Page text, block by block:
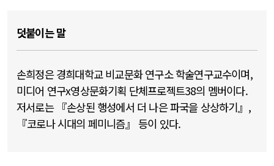
덧붙이는 말
손희정은 경희대학교 비교문화 연구소 학술연구교수이며,
미디어 연구x영상문화기획 단체프로젝트38의 멤버이다.
저서로는 『손상된 행성에서 더 나은 파국을 상상하기』,
『코로나 시대의 페미니즘』 등이 있다.